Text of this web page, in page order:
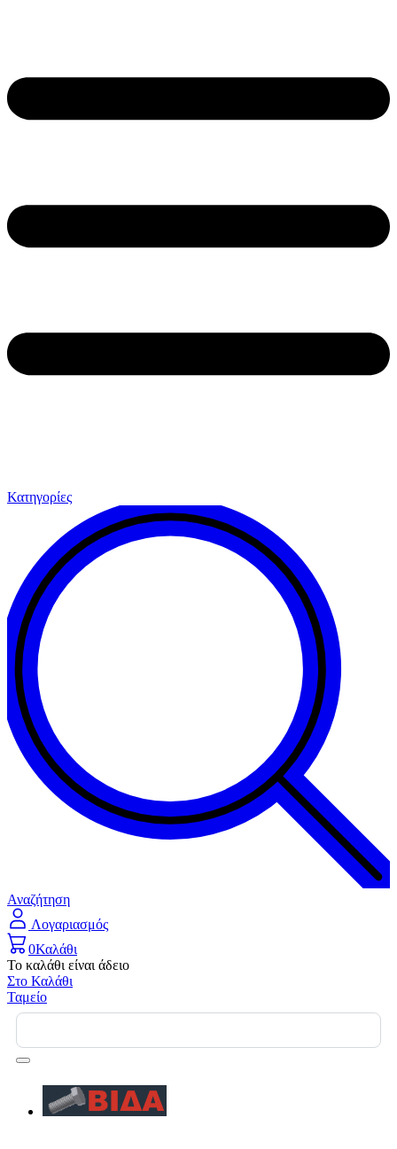
Κατηγορίες
Αναζήτηση
Λογαριασμός
0Καλάθι
Το καλάθι είναι άδειο
Στο Καλάθι
Ταμείο